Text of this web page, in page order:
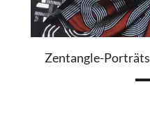
Zentangle-Porträts